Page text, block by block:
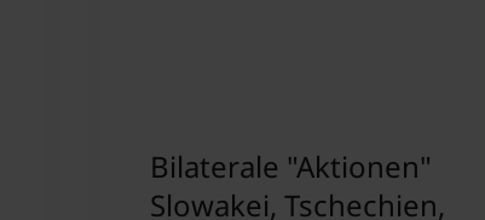
Bilaterale "Aktionen"
Slowakei, Tschechien,